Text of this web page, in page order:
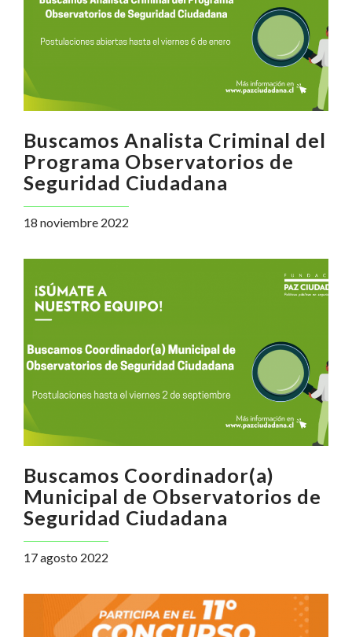
Buscamos Analista Criminal del
Programa Observatorios de
Seguridad Ciudadana
18 noviembre 2022
Buscamos Coordinador(a)
Municipal de Observatorios de
Seguridad Ciudadana
17 agosto 2022